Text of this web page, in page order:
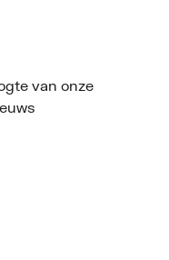
van onze